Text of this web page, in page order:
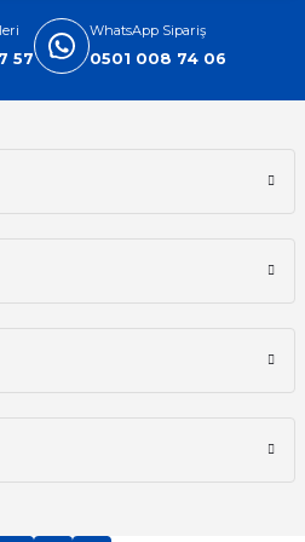
57
WhatsApp Sipariş
0501 008 74 06